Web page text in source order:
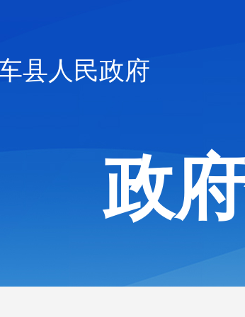
县人民政府
政